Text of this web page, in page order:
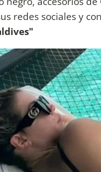
redes sociales y